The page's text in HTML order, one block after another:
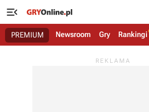

PREMIUM Newsroom Gry Rankingi